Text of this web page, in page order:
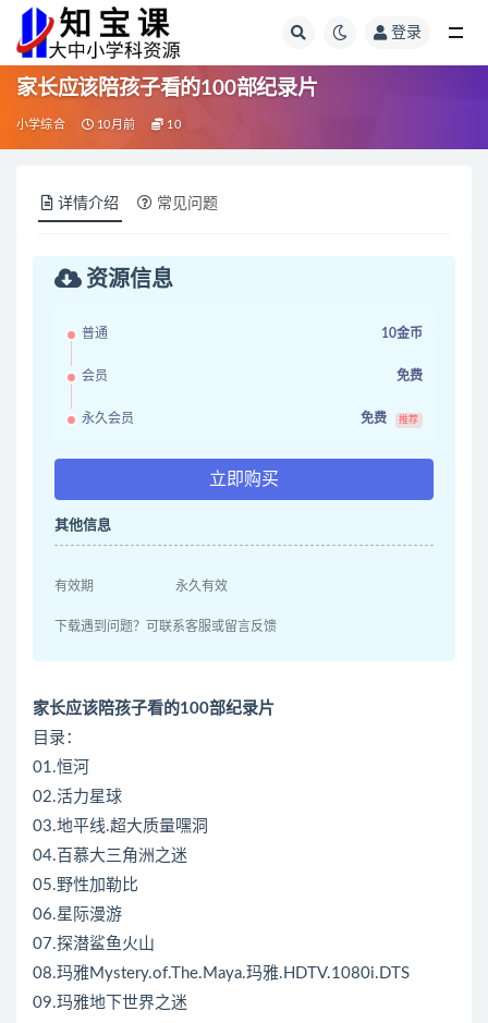
登录
家长应该陪孩子看的100部纪录片
小学综合 10月前 10
详情介绍 常见问题
资源信息
普通 10金币
会员 免费
永久会员 免费 推荐
立即购买
其他信息
有效期 永久有效
下载遇到问题？可联系客服或留言反馈
家长应该陪孩子看的100部纪录片
目录：
01.恒河
02.活力星球
03.地平线.超大质量嘿洞
04.百慕大三角洲之迷
05.野性加勒比
06.星际漫游
07.探潜鲨鱼火山
08.玛雅Mystery.of.The.Maya.玛雅.HDTV.1080i.DTS
09.玛雅地下世界之迷
全部